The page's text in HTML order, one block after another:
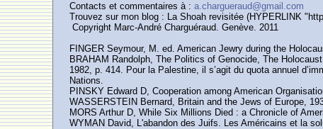
Contacts et commentaires à :a.chargueraud@gmail.com
Trouvez sur mon blog : La Shoah revisitée (HYPERLINK
Copyright Marc-André Charguéraud. Genève. 2011
FINGER Seymour, M. ed. American Jewry during the
BRAHAM Randolph, The Politics of Genocide, The
1982, p. 414. Pour la Palestine, il s’agit du quota annuel
Nations.
PINSKY Edward D, Cooperation among American
WASSERSTEIN Bernard, Britain and the Jews of Europe,
MORS Arthur D, While Six Millions Died : a Chronicle of
WYMAN David, L'abandon des Juifs. Les Américains et la